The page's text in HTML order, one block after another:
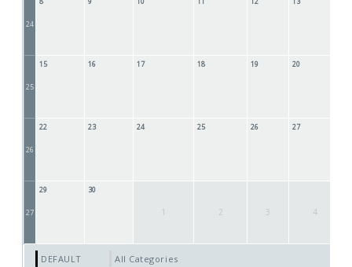
24
25
15 16 17 18 19 20
26
22 23 24 25 26 27
27
29 30
1 2 3 4
DEFAULT All Categories ...